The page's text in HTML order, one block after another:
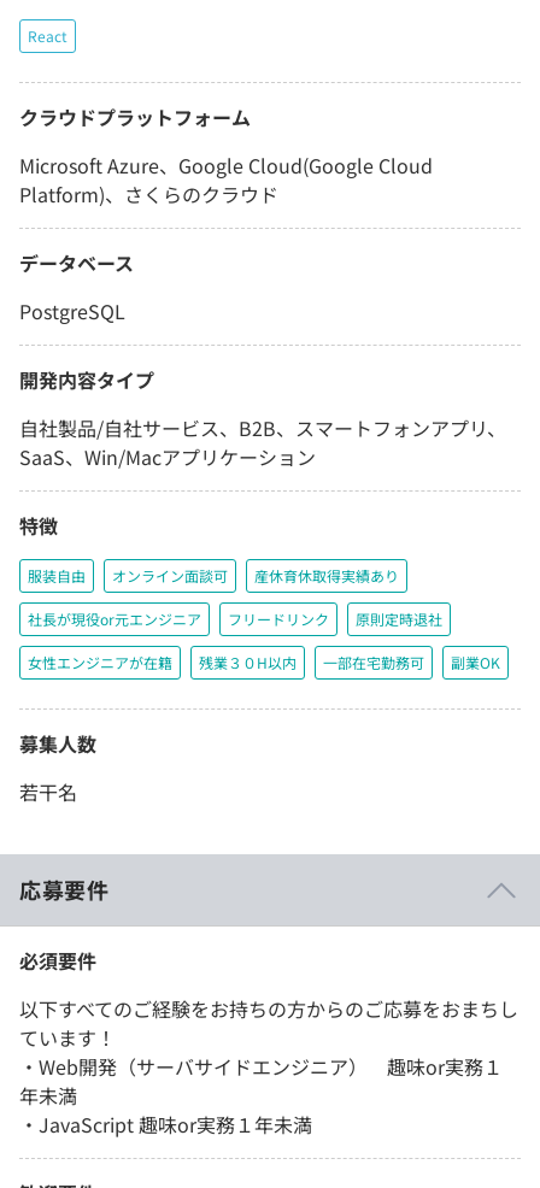
React
クラウドプラットフォーム
Microsoft Azure、Google Cloud(Google Cloud
Platform)、さくらのクラウド
データベース
PostgreSQL
開発内容タイプ
自社製品/自社サービス、B2B、スマートフォンアプリ、
SaaS、Win/Macアプリケーション
特徴
服装自由 オンライン面談可 産休育休取得実績あり
社長が現役or元エンジニア フリードリンク 原則定時退社
女性エンジニアが在籍 残業３０H以内 一部在宅勤務可 副業OK
募集人数
若干名
応募要件
必須要件
以下すべてのご経験をお持ちの方からのご応募をおまちし
ています！
・Web開発（サーバサイドエンジニア） 趣味or実務１
年未満
・JavaScript 趣味or実務１年未満